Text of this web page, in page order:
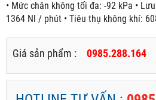
• Mức chân không tối đa: -92 kPa •
1364 Nl / phút • Tiêu thụ không khí:
Giá sản phẩm : 0985.288.164